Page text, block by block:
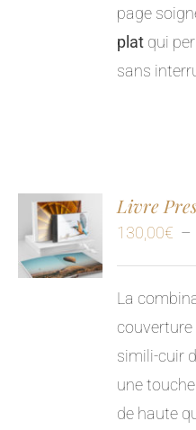
page
plat qui
sans
Livre
130,00€ –
La
couverture
simili-cuir
une
de haute